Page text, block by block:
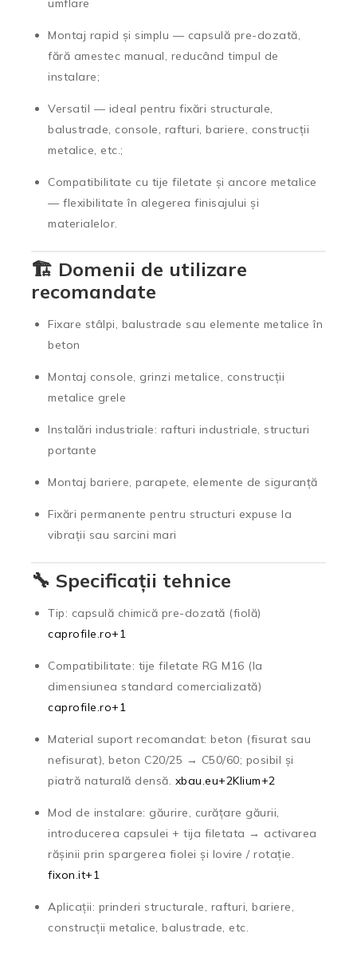
umflare
Montaj rapid și simplu — capsulă pre-dozată,
fără amestec manual, reducând timpul de
instalare;
Versatil — ideal pentru fixări structurale,
balustrade, console, rafturi, bariere, construcții
metalice, etc.;
Compatibilitate cu tije filetate și ancore metalice
— flexibilitate în alegerea finisajului și
materialelor.
🏗️ Domenii de utilizare
recomandate
Fixare stâlpi, balustrade sau elemente metalice în
beton
Montaj console, grinzi metalice, construcții
metalice grele
Instalări industriale: rafturi industriale, structuri
portante
Montaj bariere, parapete, elemente de siguranță
Fixări permanente pentru structuri expuse la
vibrații sau sarcini mari
🔧 Specificații tehnice
Tip: capsulă chimică pre-dozată (fiolă)
caprofile.ro+1
Compatibilitate: tije filetate RG M16 (la
dimensiunea standard comercializată)
caprofile.ro+1
Material suport recomandat: beton (fisurat sau
nefisurat), beton C20/25 → C50/60; posibil și
piatră naturală densă. xbau.eu+2Klium+2
Mod de instalare: găurire, curățare găurii,
introducerea capsulei + tija filetata → activarea
rășinii prin spargerea fiolei și lovire / rotație.
fixon.it+1
Aplicații: prinderi structurale, rafturi, bariere,
construcții metalice, balustrade, etc.